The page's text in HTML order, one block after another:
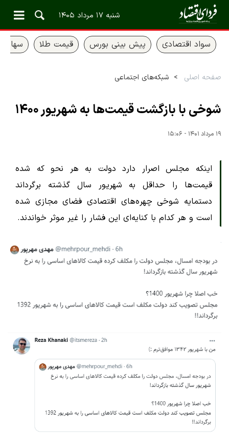
شنبه ۱۷ مرداد ۱۴۰۵
سواد اقتصادی پیش بینی بورس قیمت طلا سهام
صفحه اصلی شبکه‌های اجتماعی
شوخی‌ با بازگشت قیمت‌ها به شهریور ۱۴۰۰
۱۹ مرداد ۱۴۰۱ - ۱۵:۰۶
اینکه مجلس اصرار دارد دولت به هر نحو که شده
قیمت‌ها را حداقل به شهریور سال گذشته برگرداند
دستمایه شوخی چهره‌های اقتصادی فضای مجازی شده
است و هر کدام با کنایه‌ای این فشار را غیر موثر خواندند.